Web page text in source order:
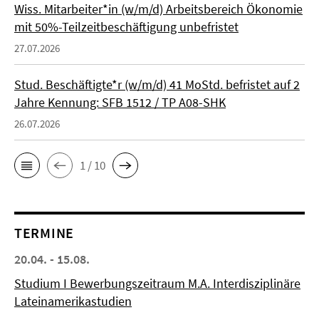
Wiss. Mitarbeiter*in (w/m/d) Arbeitsbereich Ökonomie
mit 50%-Teilzeitbeschäftigung unbefristet
27.07.2026
Stud. Beschäftigte*r (w/m/d) 41 MoStd. befristet auf 2
Jahre Kennung: SFB 1512 / TP A08-SHK
26.07.2026
1 / 10
TERMINE
20.04. - 15.08.
Studium I Bewerbungszeitraum M.A. Interdisziplinäre
Lateinamerikastudien